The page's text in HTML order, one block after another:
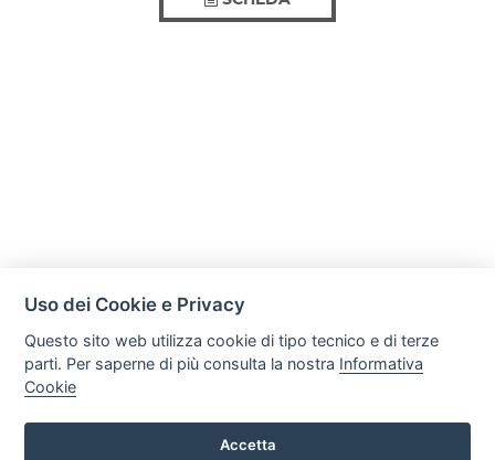
Mobili Di Palma
Via di Ogliara 89, 84135, Salerno
Uso dei Cookie e Privacy
Questo sito web utilizza cookie di tipo tecnico e di terze
parti. Per saperne di più consulta la nostra Informativa
Cookie
Accetta